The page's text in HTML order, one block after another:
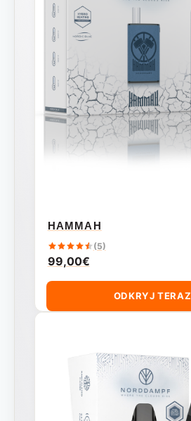
HAMMAH
(5)
99,00€
ODKRYJ TERAZ